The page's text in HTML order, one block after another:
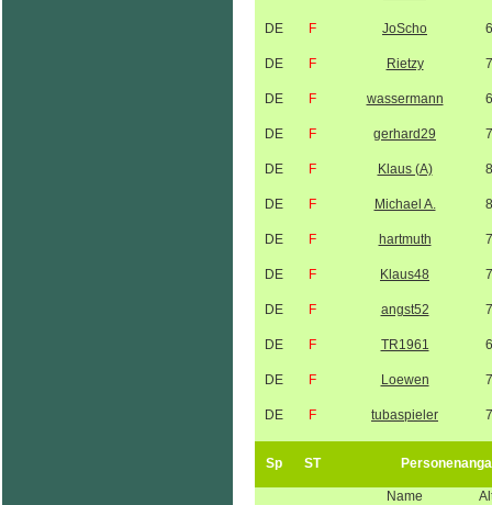
DE F JoScho
DE F Rietzy
DE F wassermann
DE F gerhard29
DE F Klaus (A)
DE F Michael A.
DE F hartmuth
DE F Klaus48
DE F angst52
DE F TR1961
DE F Loewen
DE F tubaspieler
Sp ST
Name